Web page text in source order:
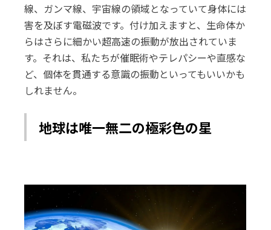
線、ガンマ線、宇宙線の領域となっていて身体には
害を及ぼす電磁波です。付け加えますと、生命体か
らはさらに細かい超高速の振動が放出されていま
す。それは、私たちが催眠術やテレパシーや直感な
ど、個体を貫通する意識の振動といってもいいかも
しれません。
地球は唯一無二の極彩色の星